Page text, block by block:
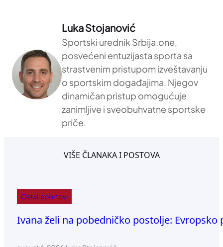
Luka Stojanović
Sportski urednik Srbija.one,
posvećeni entuzijasta sporta sa
strastvenim pristupom izveštavanju
o sportskim događajima. Njegov
dinamičan pristup omogućuje
zanimljive i sveobuhvatne sportske
priče.
VIŠE ČLANAKA I POSTOVA
Ostali sportovi
Ivana želi na pobedničko postolje: Evropsko